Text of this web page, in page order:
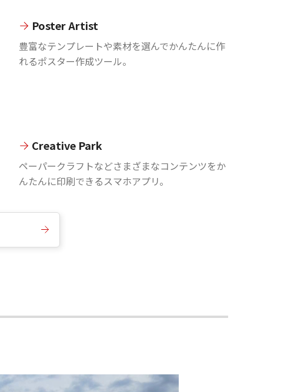
Poster Artist
豊富なテンプレートや素材を選んでかんたんに作
れるポスター作成ツール。
Creative Park
ペーパークラフトなどさまざまなコンテンツをか
んたんに印刷できるスマホアプリ。